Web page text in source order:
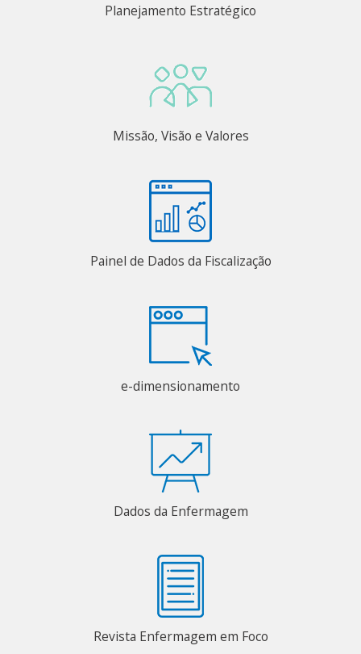
Planejamento Estratégico
Missão, Visão e Valores
Painel de Dados da Fiscalização
e-dimensionamento
Dados da Enfermagem
Revista Enfermagem em Foco